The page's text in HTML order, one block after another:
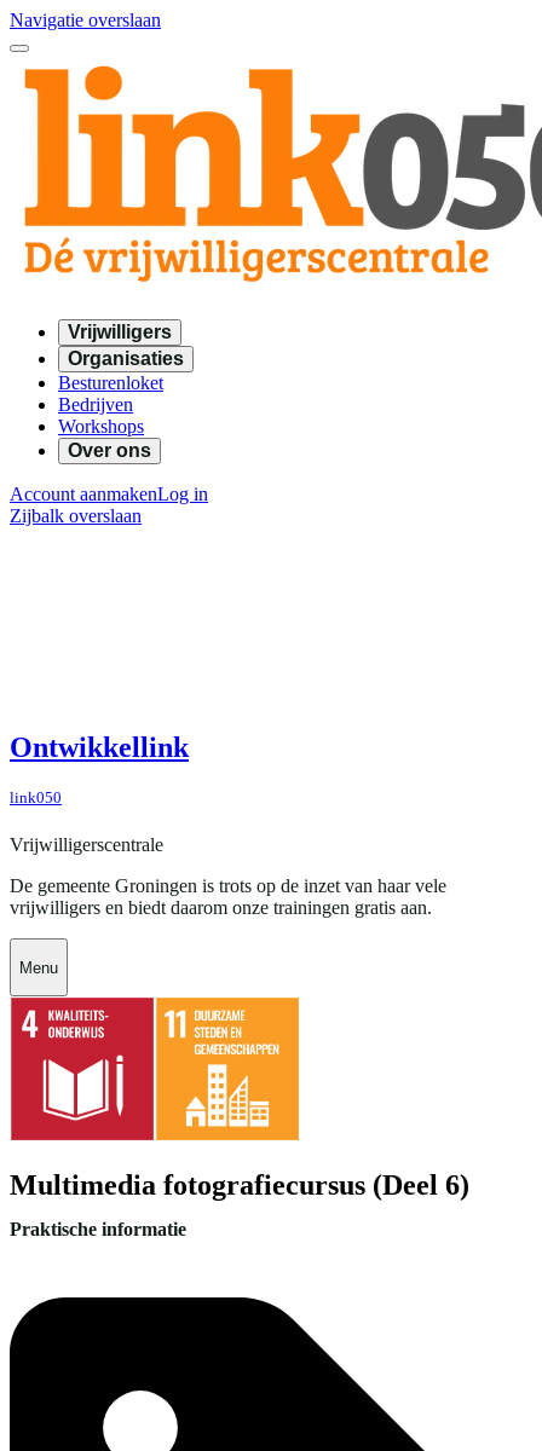
Navigatie overslaan
Vrijwilligers
Organisaties
Besturenloket
Bedrijven
Workshops
Over ons
Account aanmakenLog in
Zijbalk overslaan
Ontwikkellink
link050
Vrijwilligerscentrale
De gemeente Groningen is trots op de inzet van haar vele
vrijwilligers en biedt daarom onze trainingen gratis aan.
Menu
Multimedia fotografiecursus (Deel 6)
Praktische informatie